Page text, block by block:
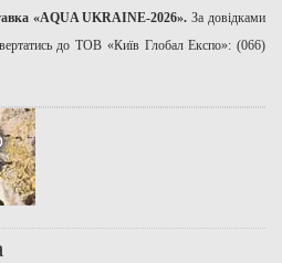
«AQUA UKRAINE-2026».За довідками
до ТОВ «Київ Глобал Експо»: (066)